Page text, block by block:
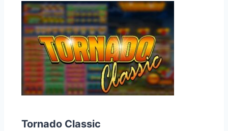
Tornado Classic